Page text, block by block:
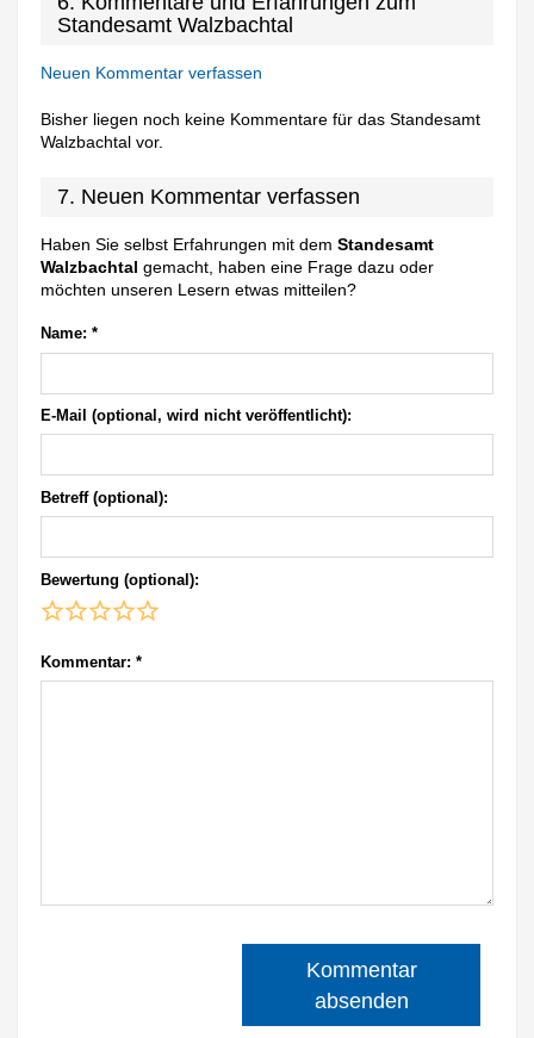
Standesamt Walzbachtal
Neuen Kommentar verfassen
Bisher liegen noch keine Kommentare für das Standesamt
Walzbachtal vor.
7. Neuen Kommentar verfassen
Haben Sie selbst Erfahrungen mit demStandesamt
Walzbachtal gemacht, haben eine Frage dazu oder
möchten unseren Lesern etwas mitteilen?
Name: *
E-Mail (optional, wird nicht veröffentlicht):
Betreff (optional):
Bewertung (optional):
Kommentar: *
Kommentar
absenden